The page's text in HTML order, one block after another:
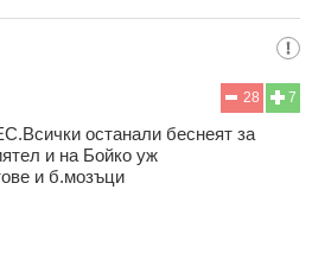
7
28
останали беснеят за
и на Бойко уж
и б.мозъци